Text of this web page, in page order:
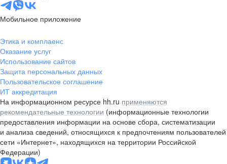
Мобильное приложение
Этика и комплаенс
Оказание услуг
Использование сайтов
Защита персональных данных
Пользовательское соглашение
ИТ аккредитация
На информационном ресурсе hh.ru применяются
рекомендательные технологии (информационные технологии
предоставления информации на основе сбора, систематизации
и анализа сведений, относящихся к предпочтениям пользователей
сети «Интернет», находящихся на территории Российской
Федерации)